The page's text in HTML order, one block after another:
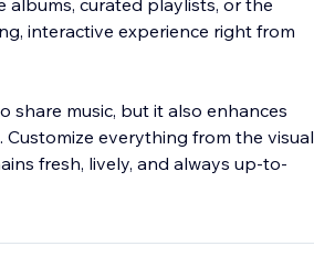
albums, curated playlists, or the
interactive experience right from
music, but it also enhances
everything from the visual
fresh, lively, and always up-to-